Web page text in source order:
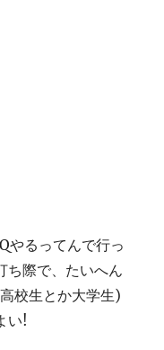
やるってんで行っ
ち際で、たいへん
校生とか大学生)
い!